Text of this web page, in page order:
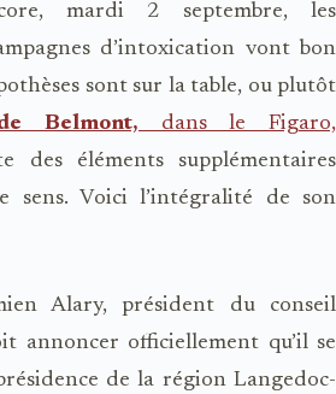
mardi 2 septembre, les
d’intoxication vont bon
sont sur la table, ou plutôt
Belmont, dans le Figaro,
des éléments supplémentaires
sens. Voici l’intégralité de son
Alary, président du conseil
annoncer officiellement qu’il se
de la région Langedoc-